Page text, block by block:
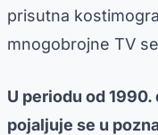
prisutna
mnogobrojne TV
U periodu od
pojaljuje se u